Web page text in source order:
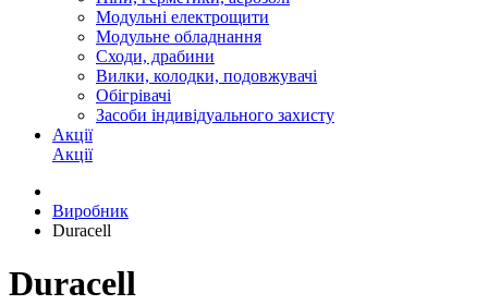
Модульні електрощити
Модульне обладнання
Сходи, драбини
Вилки, колодки, подовжувачі
Обігрівачі
Засоби індивідуального захисту
Акції
Акції
Виробник
Duracell
Duracell